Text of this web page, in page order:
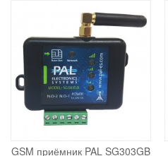
GSM приёмник PAL SG303GB